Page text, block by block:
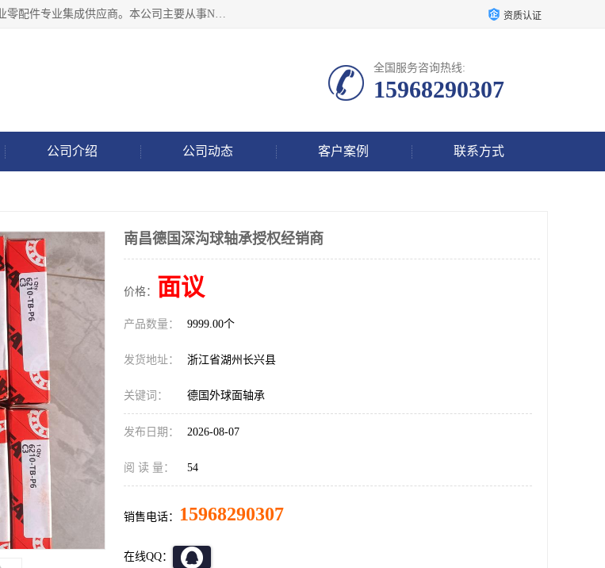
湖州恩斯凯工业技术有限公司位于湖州长兴，公司作为机械零部件以及多个品牌工业零配件专业集成供应商。本公司主要从事NSK进口轴承、SKF进口轴承、FAG进口轴承、NTN进口轴承、国产轴承：ZWZ、HRB、C&U轴承外球面轴承、导轨、丝杠、滑块、 润滑油、工业皮带及其他工业零部件的销售. 资质认证
全国服务咨询热线:
15968290307
公司介绍 公司动态 客户案例 联系方式
南昌德国深沟球轴承授权经销商
价格： 面议
产品数量： 9999.00个
发货地址： 浙江省湖州长兴县
关键词： 德国外球面轴承
发布日期： 2026-08-07
阅 读 量： 54
销售电话： 15968290307
在线QQ：